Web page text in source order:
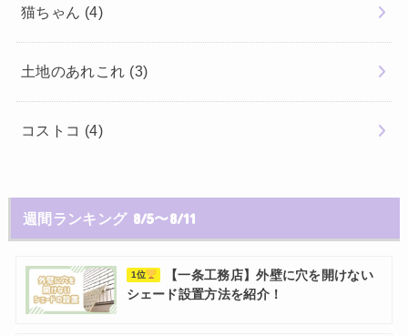
猫ちゃん (4)
土地のあれこれ (3)
コストコ (4)
週間ランキング 8/5〜8/11
1位
【一条工務店】外壁に穴を開けない
シェード設置方法を紹介！